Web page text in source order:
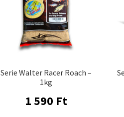
Serie Walter Racer Roach –
1kg
1 590 Ft